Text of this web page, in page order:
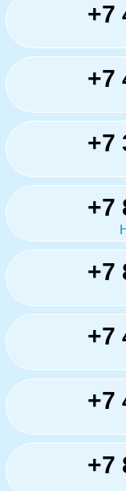
+7
+7
+7
+7
+7
+7
+7
+7